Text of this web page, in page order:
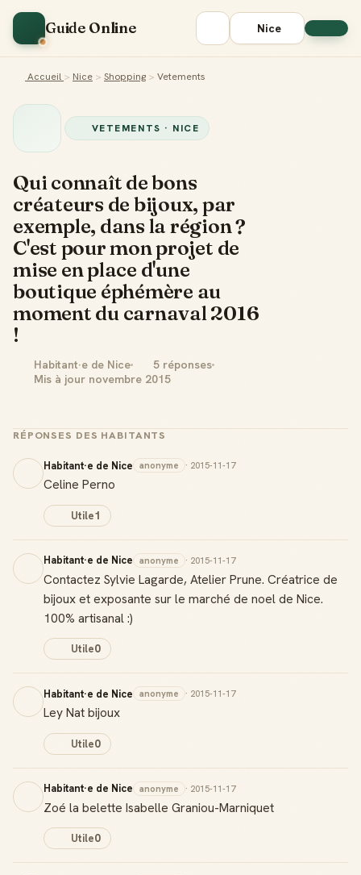
Guide Online Nice
Accueil > Nice > Shopping > Vetements
VETEMENTS · NICE
Qui connaît de bons
créateurs de bijoux, par
exemple, dans la région ?
C'est pour mon projet de
mise en place d'une
boutique éphémère au
moment du carnaval 2016
!
Habitant·e de Nice
5 réponses
Mis à jour novembre 2015
RÉPONSES DES HABITANTS
Habitant·e de Nice anonyme · 2015-11-17
Celine Perno
Utile1
Habitant·e de Nice anonyme · 2015-11-17
Contactez Sylvie Lagarde, Atelier Prune. Créatrice de
bijoux et exposante sur le marché de noel de Nice.
100% artisanal :)
Utile0
Habitant·e de Nice anonyme · 2015-11-17
Ley Nat bijoux
Utile0
Habitant·e de Nice anonyme · 2015-11-17
Zoé la belette Isabelle Graniou-Marniquet
Utile0